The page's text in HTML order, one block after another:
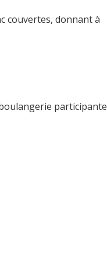
couvertes, donnant à
participante